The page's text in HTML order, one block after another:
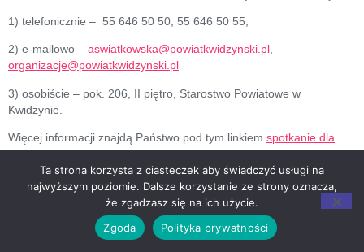
1) telefonicznie – 55 646 50 50, 55 646 50 55,
2) e-mailowo – aswiatkowska@powiatkwidzynski.pl,
organizacje@powiatkwidzynski.pl
3) osobiście – pok. 206, II piętro, Starostwo Powiatowe w
Kwidzynie.
Więcej informacji znajdą Państwo pod tym linkiem spotkanie dla
seniorów Gdańsk.
Copyright © 2026 Radio
Kwidzyn
RODO Regulamin
Proud to use :
Ta strona korzysta z ciasteczek aby świadczyć usługi na
najwyższym poziomie. Dalsze korzystanie ze strony oznacza,
że zgadzasz się na ich użycie.
Zgoda
Polityka prywatności